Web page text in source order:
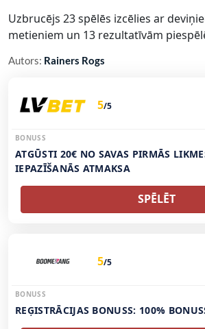
Uzbrucējs 23 spēlēs izcēlies ar
metieniem un 13 rezultatīvām
Autors: Rainers Rogs
5/5
BONUSS
ATGŪSTI 20€ NO SAVAS PIRMĀS
IEPAZĪŠANĀS ATMAKSA
SPĒLĒT
5/5
BONUSS
REĢISTRĀCIJAS BONUSS: 100%